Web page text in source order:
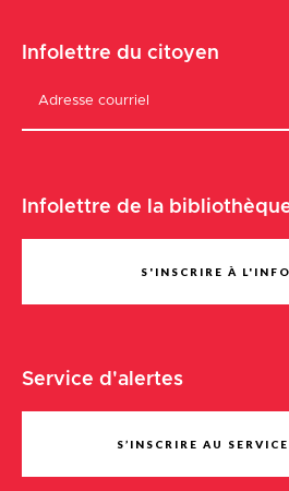
Infolettre du citoyen
Infolettre de la
S'INSCRIRE À
Service d'alertes
S’INSCRIRE AU